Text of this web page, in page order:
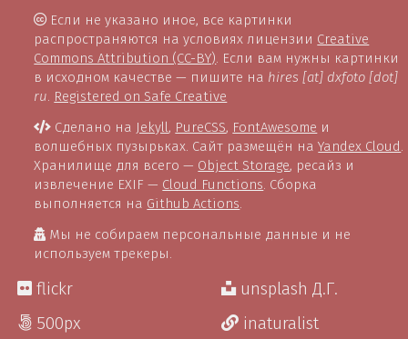
Если не указано иное, все картинки
распространяются на условиях лицензии Creative
Commons Attribution (CC-BY). Если вам нужны картинки
в исходном качестве — пишите на hires [at] dxfoto [dot]
ru. Registered on Safe Creative
Сделано на Jekyll, PureCSS, FontAwesome и
волшебных пузырьках. Сайт размещён наYandex Cloud.
Хранилище для всего — Object Storage, ресайз и
извлечение EXIF — Cloud Functions. Сборка
выполняется на Github Actions.
Мы не собираем персональные данные и не
используем трекеры.
flickr
500px
unsplash Д.Г.
inaturalist